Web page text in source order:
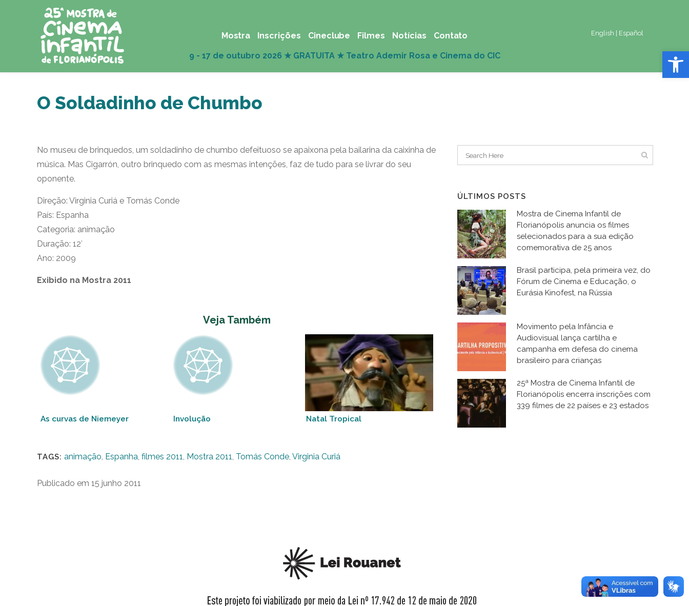
Abrir
English Español
Mostra Inscrições Cineclube Filmes Notícias Contato
O Soldadinho de Chumbo
No museu de brinquedos, um soldadinho de chumbo defeituoso se apaixona pela bailarina da caixinha de
música. Mas Cigarrón, outro brinquedo com as mesmas intenções, faz de tudo para se livrar do seu
oponente.
Direção: Virginia Curiá e Tomás Conde
País: Espanha
Categoria: animação
Duração: 12′
Ano: 2009
Exibido na Mostra 2011
Veja Também
As curvas de Niemeyer Involução Natal Tropical
TAGS: animação, Espanha, filmes 2011, Mostra 2011, Tomás Conde, Virginia Curiá
Publicado em 15 junho 2011
ÚLTIMOS POSTS
Mostra de Cinema Infantil de
Florianópolis anuncia os filmes
selecionados para a sua edição
comemorativa de 25 anos
Brasil participa, pela primeira vez, do
Fórum de Cinema e Educação, o
Eurásia Kinofest, na Rússia
Movimento pela Infância e
Audiovisual lança cartilha e
campanha em defesa do cinema
brasileiro para crianças
25ª Mostra de Cinema Infantil de
Florianópolis encerra inscrições com
339 filmes de 22 países e 23 estados